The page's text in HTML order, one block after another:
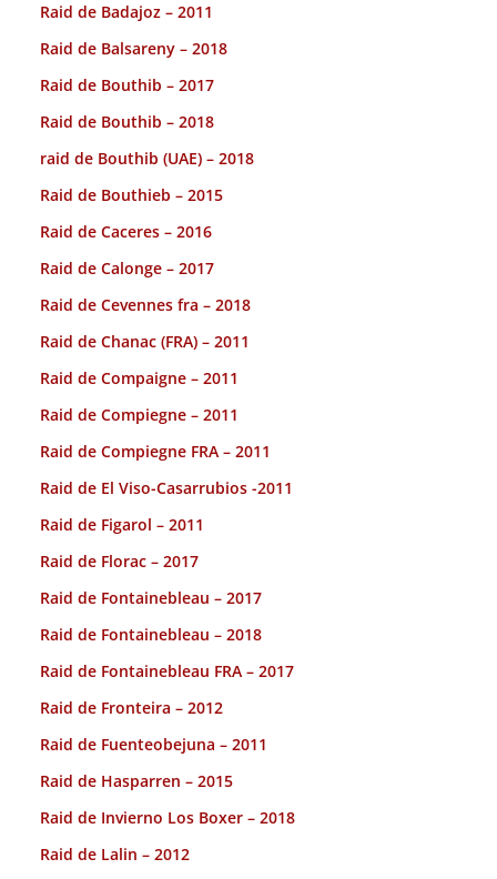
Raid de Badajoz – 2011
Raid de Balsareny – 2018
Raid de Bouthib – 2017
Raid de Bouthib – 2018
raid de Bouthib (UAE) – 2018
Raid de Bouthieb – 2015
Raid de Caceres – 2016
Raid de Calonge – 2017
Raid de Cevennes fra – 2018
Raid de Chanac (FRA) – 2011
Raid de Compaigne – 2011
Raid de Compiegne – 2011
Raid de Compiegne FRA – 2011
Raid de El Viso-Casarrubios -2011
Raid de Figarol – 2011
Raid de Florac – 2017
Raid de Fontainebleau – 2017
Raid de Fontainebleau – 2018
Raid de Fontainebleau FRA – 2017
Raid de Fronteira – 2012
Raid de Fuenteobejuna – 2011
Raid de Hasparren – 2015
Raid de Invierno Los Boxer – 2018
Raid de Lalin – 2012